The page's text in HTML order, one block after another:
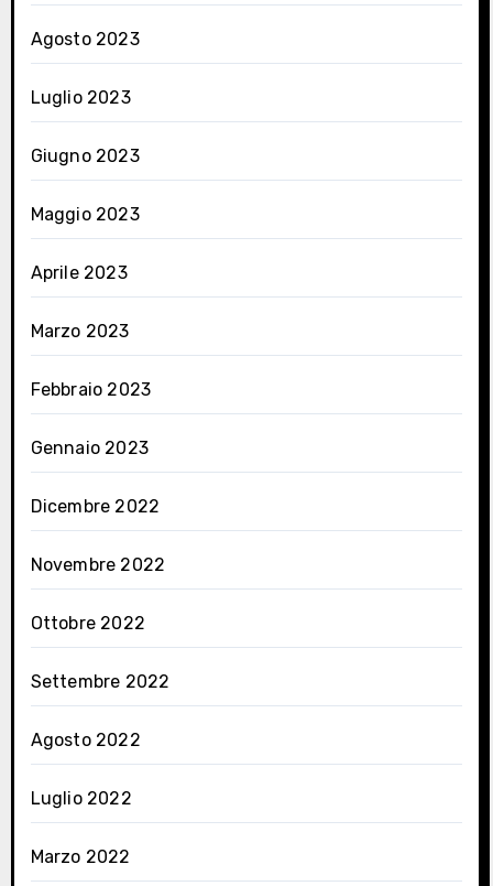
Agosto 2023
Luglio 2023
Giugno 2023
Maggio 2023
Aprile 2023
Marzo 2023
Febbraio 2023
Gennaio 2023
Dicembre 2022
Novembre 2022
Ottobre 2022
Settembre 2022
Agosto 2022
Luglio 2022
Marzo 2022